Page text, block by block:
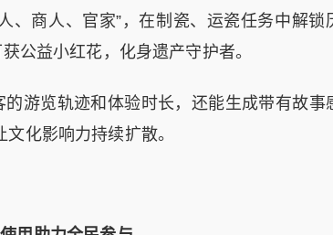
、商人、官家”，在制瓷、运瓷任务中解锁
公益小红花，化身遗产守护者。
游览轨迹和体验时长，还能生成带有故事
化影响力持续扩散。